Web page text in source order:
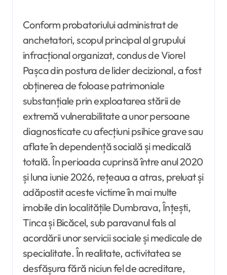
Conform probatoriului administrat de
anchetatori, scopul principal al grupului
infracțional organizat, condus de Viorel
Pașca din postura de lider decizional, a fost
obținerea de foloase patrimoniale
substanțiale prin exploatarea stării de
extremă vulnerabilitate a unor persoane
diagnosticate cu afecțiuni psihice grave sau
aflate în dependență socială și medicală
totală. În perioada cuprinsă între anul 2020
și luna iunie 2026, rețeaua a atras, preluat și
adăpostit aceste victime în mai multe
imobile din localitățile Dumbrava, Înțești,
Tinca și Bicăcel, sub paravanul fals al
acordării unor servicii sociale și medicale de
specialitate. În realitate, activitatea se
desfășura fără niciun fel de acreditare,